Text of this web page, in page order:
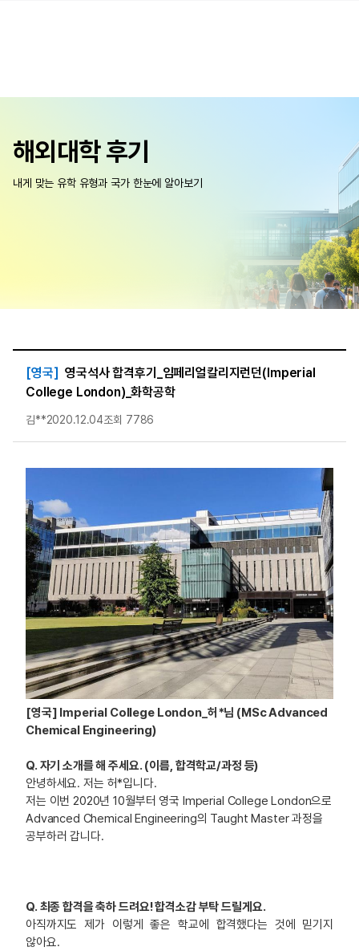
해외대학 후기
내게 맞는 유학 유형과 국가 한눈에 알아보기
[영국] 영국석사 합격후기_임페리얼칼리지런던(Imperial
College London)_화학공학
김**2020.12.04조회 7786
[영국] Imperial College London_허*님 (MSc Advanced
Chemical Engineering)
Q. 자기 소개를 해 주세요. (이름, 합격학교/과정 등)
안녕하세요. 저는 허*입니다.
저는 이번 2020년 10월부터 영국 Imperial College London으로
Advanced Chemical Engineering의 Taught Master 과정을
공부하러 갑니다.
Q. 최종 합격을 축하 드려요! 합격소감 부탁 드릴게요.
아직까지도 제가 이렇게 좋은 학교에 합격했다는 것에 믿기지
않아요.